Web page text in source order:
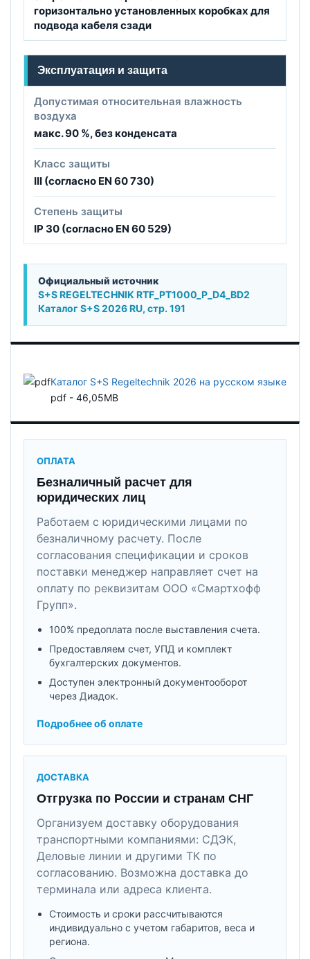
горизонтально установленных коробках для
подвода кабеля сзади
Эксплуатация и защита
Допустимая относительная влажность
воздуха
макс. 90 %, без конденсата
Класс защиты
III (согласно EN 60 730)
Степень защиты
IP 30 (согласно EN 60 529)
Официальный источник
S+S REGELTECHNIK RTF_PT1000_P_D4_BD2
Каталог S+S 2026 RU, стр. 191
Каталог S+S Regeltechnik 2026 на русском языке
pdf - 46,05MB
ОПЛАТА
Безналичный расчет для
юридических лиц
Работаем с юридическими лицами по
безналичному расчету. После
согласования спецификации и сроков
поставки менеджер направляет счет на
оплату по реквизитам ООО «Смартхофф
Групп».
100% предоплата после выставления счета.
Предоставляем счет, УПД и комплект
бухгалтерских документов.
Доступен электронный документооборот
через Диадок.
Подробнее об оплате
ДОСТАВКА
Отгрузка по России и странам СНГ
Организуем доставку оборудования
транспортными компаниями: СДЭК,
Деловые линии и другими ТК по
согласованию. Возможна доставка до
терминала или адреса клиента.
Стоимость и сроки рассчитываются
индивидуально с учетом габаритов, веса и
региона.